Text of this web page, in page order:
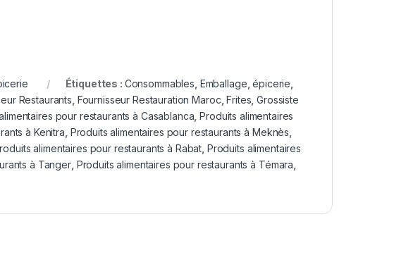
Étiquettes : Consommables Emballage ,épicerie
Restaurants Fournisseur Restauration Maroc ,Frites ,Grossiste
pour restaurants à Casablanca ,Produits alimentaires
à Kenitra Produits alimentaires pour restaurants à Meknès
alimentaires pour restaurants à Rabat Produits alimentaires
à Tanger, Produits alimentaires pour restaurants à Témara